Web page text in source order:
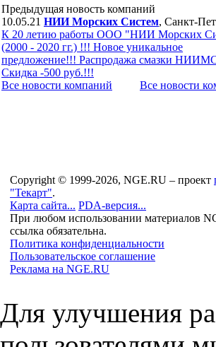
Предыдущая новость компаний
10.05.21 НИИ Морских Систем, Санкт-
К 20 летию работы ООО "НИИ Морских
(2000 - 2020 гг.) !!! Новое уникальное
предложение!!! Распродажа смазки
Скидка -500 руб.!!!
Все новости компaний
Все новости
Copyright © 1999-2026, NGE.RU – проект
"Текарт".
Карта сайта... PDA-версия...
При любом использовании материалов
ссылка обязательна.
Политика конфиденциальности
Пользовательское соглашение
Реклама на NGE.RU
Для улучшения